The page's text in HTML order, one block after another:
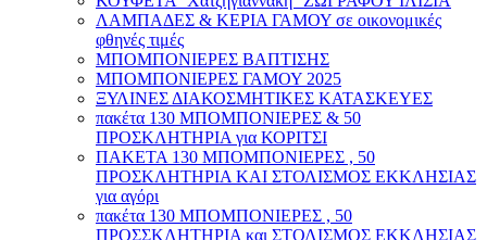
ΛΑΜΠΑΔΕΣ & ΚΕΡΙΑ ΓΑΜΟΥ σε οικονομικές
φθηνές τιμές
ΜΠΟΜΠΟΝΙΕΡΕΣ ΒΑΠΤΙΣΗΣ
ΜΠΟΜΠΟΝΙΕΡΕΣ ΓΑΜΟΥ 2025
ΞΥΛΙΝΕΣ ΔΙΑΚΟΣΜΗΤΙΚΕΣ ΚΑΤΑΣΚΕΥΕΣ
πακέτα 130 ΜΠΟΜΠΟΝΙΕΡΕΣ & 50
ΠΡΟΣΚΛΗΤΗΡΙΑ για ΚΟΡΙΤΣΙ
ΠΑΚΕΤΑ 130 ΜΠΟΜΠΟΝΙΕΡΕΣ , 50
ΠΡΟΣΚΛΗΤΗΡΙΑ ΚΑΙ ΣΤΟΛΙΣΜΟΣ ΕΚΚΛΗΣΙΑΣ
για αγόρι
πακέτα 130 ΜΠΟΜΠΟΝΙΕΡΕΣ , 50
ΠΡΟΣΣΚΛΗΤΗΡΙΑ και ΣΤΟΛΙΣΜΟΣ ΕΚΚΛΗΣΙΑΣ